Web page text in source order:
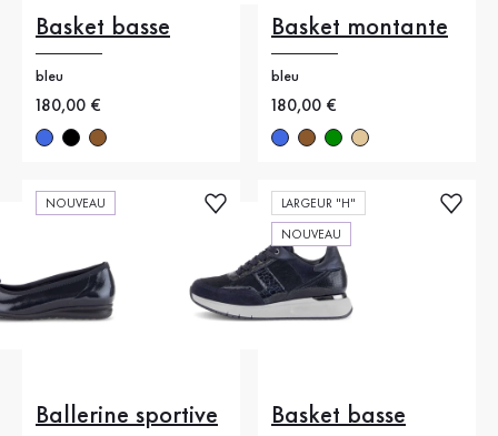
Basket basse
bleu
Nouveau prix
180,00 €
Basket montante
bleu
Nouveau prix
180,00 €
NOUVEAU
Ballerine sportive
LARGEUR "H"
NOUVEAU
Basket basse